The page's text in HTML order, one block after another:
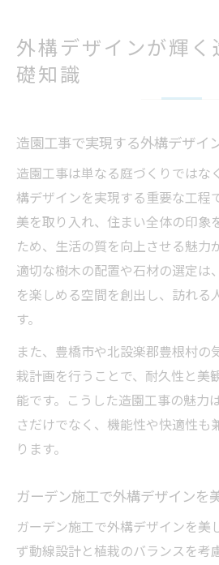
外構デザインが輝
礎知識
造園工事で実現する外構デザイ
造園工事は単なる庭づくりではな
構デザインを実現する重要な工程
美を取り入れ、住まい全体の印象
ため、生活の質を向上させる魅力
適切な樹木の配置や石材の選定は
を楽しめる空間を創出し、訪れる
す。
また、豊橋市や北設楽郡豊根村の
栽計画を行うことで、耐久性と美
能です。こうした造園工事の魅力
さだけでなく、機能性や快適性も
ります。
ガーデン施工で外構デザインを
ガーデン施工で外構デザインを美
ず動線設計と植栽のバランスを考